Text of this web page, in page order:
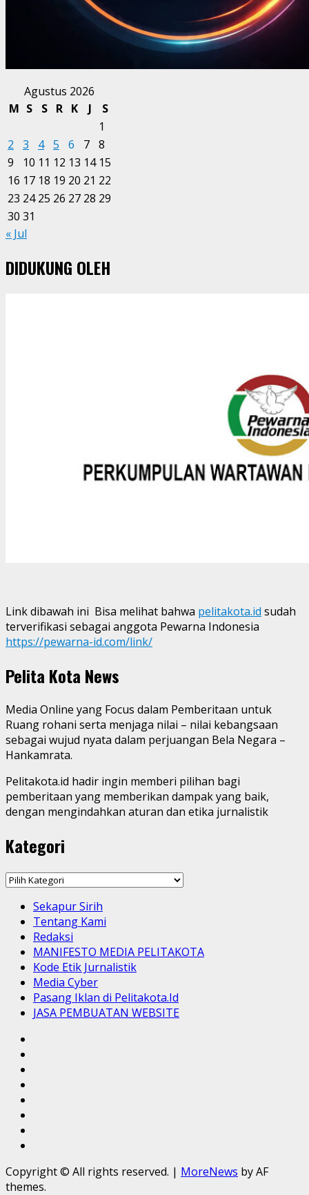
Agustus 2026
M S S R K J
S
1
2
3 4 5 6 7 8
9
10 11 12 13 14 15
16 17 18 19 20 21 22
23 24 25 26 27 28 29
30 31
« Jul
DIDUKUNG OLEH
Link dibawah ini Bisa melihat bahwa pelitakota.id sudah
terverifikasi sebagai anggota Pewarna Indonesia
https://pewarna-id.com/link/
Pelita Kota News
Media Online yang Focus dalam Pemberitaan untuk
Ruang rohani serta menjaga nilai – nilai kebangsaan
sebagai wujud nyata dalam perjuangan Bela Negara –
Hankamrata.
Pelitakota.id hadir ingin memberi pilihan bagi
pemberitaan yang memberikan dampak yang baik,
dengan mengindahkan aturan dan etika jurnalistik
Kategori
Kategori
Sekapur Sirih
Tentang Kami
Redaksi
MANIFESTO MEDIA PELITAKOTA
Kode Etik Jurnalistik
Media Cyber
Pasang Iklan di Pelitakota.Id
JASA PEMBUATAN WEBSITE
Pelitakota.Id
WEBSITE
Copyright © All rights reserved. | MoreNews by AF
themes.